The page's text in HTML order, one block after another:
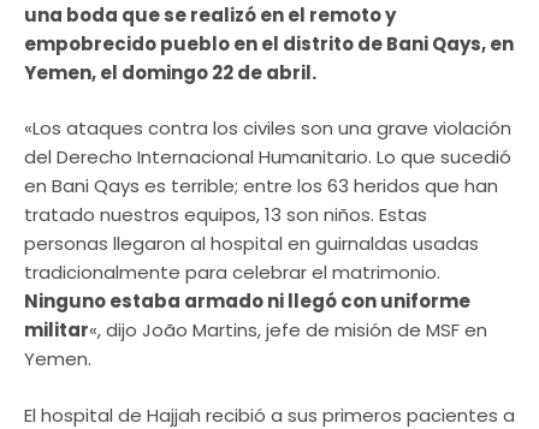
una boda que se realizó en el remoto y
empobrecido pueblo en el distrito de Bani Qays, en
Yemen, el domingo 22 de abril.
«Los ataques contra los civiles son una grave violación
del Derecho Internacional Humanitario. Lo que sucedió
en Bani Qays es terrible; entre los 63 heridos que han
tratado nuestros equipos, 13 son niños. Estas
personas llegaron al hospital en guirnaldas usadas
tradicionalmente para celebrar el matrimonio.
Ninguno estaba armado ni llegó con uniforme
militar«, dijo João Martins, jefe de misión de MSF en
Yemen.
El hospital de Hajjah recibió a sus primeros pacientes a